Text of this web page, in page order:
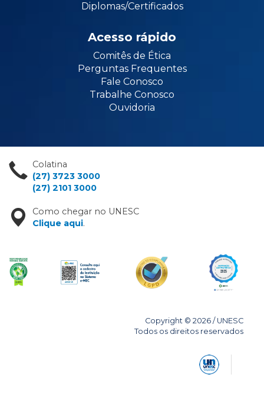
Diplomas/Certificados
Acesso rápido
Comitês de Ética
Perguntas Frequentes
Fale Conosco
Trabalhe Conosco
Ouvidoria
Colatina
(27) 3723 3000
(27) 2101 3000
Como chegar no UNESC
Clique aqui.
Copyright © 2026 / UNESC
Todos os direitos reservados